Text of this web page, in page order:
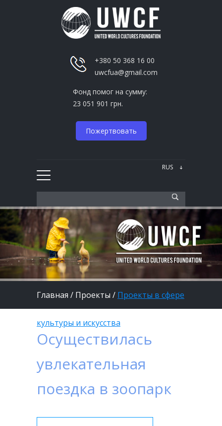
+380 50 368 16 00
uwcfua@gmail.com
Фонд помог на сумму:
23 051 901 грн.
Пожертвовать
Главная / Проекты / Проекты в сфере
культуры и искусства
Осуществилась
увлекательная
поездка в зоопарк